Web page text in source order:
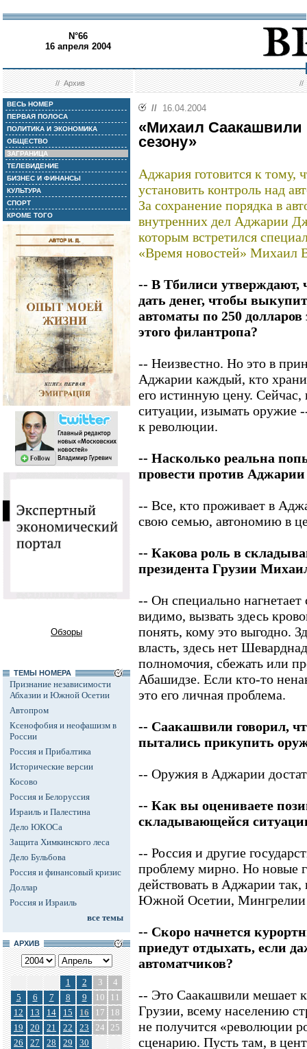
N°66
16 апреля 2004
//Архив //
ВЕСЬ НОМЕР
ПЕРВАЯ ПОЛОСА
ПОЛИТИКА И ЭКОНОМИКА
ОБЩЕСТВО
ЗАГРАНИЦА
ТЕЛЕВИДЕНИЕ
БИЗНЕС И ФИНАНСЫ
КУЛЬТУРА
СПОРТ
КРОМЕ ТОГО
Обзоры
ТЕМЫ НОМЕРА
Признание независимости
Абхазии и Южной Осетии
Автопром
Ксенофобия и неофашизм в
России
Россия и Прибалтика
Исторические версии
Косово
Россия и Белоруссия
Израиль и Палестина
Дело ЮКОСа
Защита Химкинского леса
Дело Бульбова
Россия и финансовый кризис
Доллар
Россия и Израиль
все темы
АРХИВ
1 2 3
4
5
6 7 8 9 10
11
12
13 14 15 16 17
18
19
20 21 22 23 24 25
26
27 28 29 30
// 16.04.2004
«Михаил Саакашвили
сезону»
Аджария готовится к тому,
установить контроль над
За сохранение порядка в
внутренних дел Аджарии
которым встретился
«Время новостей»
-- В Тбилиси утверждают,
дать денег, чтобы
автоматы по 250
этого филантропа?
-- Неизвестно. Но это в
Аджарии каждый, кто
его истинную цену.
ситуации, изымать оружие
к революции.
-- Насколько реальна
провести против
-- Все, кто проживает в
свою семью, автономию в
-- Какова роль в
президента Грузии
-- Он специально
видимо, вызвать здесь
понять, кому это выгодно.
власть, здесь нет
полномочия, сбежать или
Абашидзе. Если кто-то
это его личная проблема.
-- Саакашвили говорил,
пытались прикупить
-- Оружия в Аджарии
-- Как вы оцениваете
складывающейся
-- Россия и другие
проблему мирно. Но новые
действовать в Аджарии
Южной Осетии, Мингрелии
-- Скоро начнется
приедут отдыхать, если
автоматчиков?
-- Это Саакашвили мешает
Грузии, всему населению
не получится «революции
сценарию. Пусть там, в